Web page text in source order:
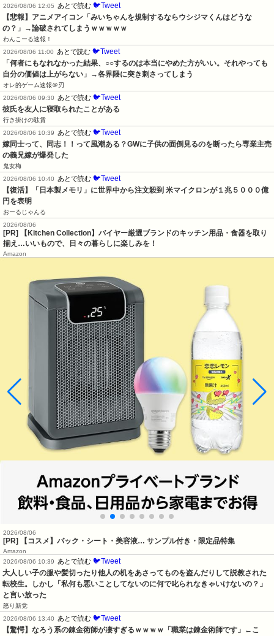
2026/08/06 12:05
あとで読む 🐦Tweet
【悲報】アニメアイコン「みいちゃんを規制するならウシジマくんはどうな
の？」→論破されてしまうｗｗｗｗｗ
わんこーる速報！
2026/08/06 11:00
あとで読む 🐦Tweet
「何者にもなれなかった結果、○○するのは本当にやめた方がいい。それやっても
自分の価値は上がらない」→各界隈に突き刺さってしまう
オレ的ゲーム速報＠刃
2026/08/06 09:30
あとで読む 🐦Tweet
彼氏を友人に寝取られたことがある
行き掛けの駄賃
2026/08/06 10:39
あとで読む 🐦Tweet
嫁同士って、同志！！って風潮ある？GWに子供の面倒見るのを断ったら専業主売
の義兄嫁が爆発した
鬼女梅
2026/08/06 10:40
あとで読む 🐦Tweet
【復活】「日本製メモリ」に世界中から注文殺到 米マイクロンが１兆５０００億
円を表明
おーるじゃんる
2026/08/06
[PR] 【Kitchen Collection】バイヤー厳選ブランドのキッチン用品・食器を取り
揃え…いいもので、日々の暮らしに楽しみを！
Amazon
2026/08/06
[PR] 【コスメ】パック・シート・美容液… サンプル付き・限定品特集
Amazon
2026/08/06 10:39
あとで読む 🐦Tweet
大人しい子の服や髪切ったり他人の机をあさってものを盗んだりして説教された
転校生。しかし「私何も悪いことしてないのに何で叱られなきゃいけないの？」
と言い放った
怒り新党
2026/08/06 13:40
あとで読む 🐦Tweet
【驚愕】なろう系の錬金術師が凄すぎるｗｗｗｗ「職業は錬金術師です」←こ